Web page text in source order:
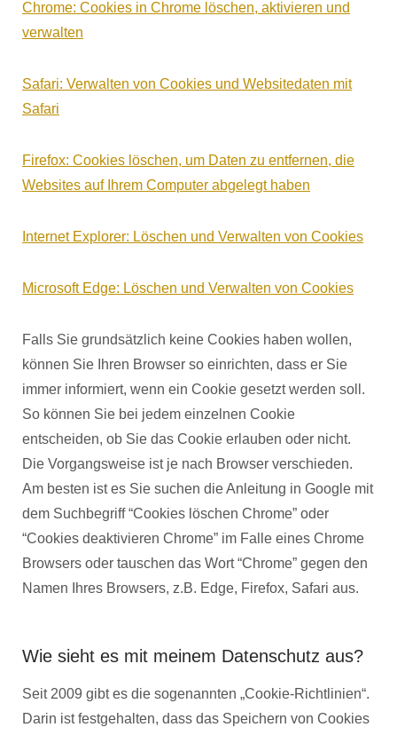
Chrome: Cookies in Chrome löschen, aktivieren und
verwalten
Safari: Verwalten von Cookies und Websitedaten mit
Safari
Firefox: Cookies löschen, um Daten zu entfernen, die
Websites auf Ihrem Computer abgelegt haben
Internet Explorer: Löschen und Verwalten von Cookies
Microsoft Edge: Löschen und Verwalten von Cookies
Falls Sie grundsätzlich keine Cookies haben wollen,
können Sie Ihren Browser so einrichten, dass er Sie
immer informiert, wenn ein Cookie gesetzt werden soll.
So können Sie bei jedem einzelnen Cookie
entscheiden, ob Sie das Cookie erlauben oder nicht.
Die Vorgangsweise ist je nach Browser verschieden.
Am besten ist es Sie suchen die Anleitung in Google mit
dem Suchbegriff “Cookies löschen Chrome” oder
“Cookies deaktivieren Chrome” im Falle eines Chrome
Browsers oder tauschen das Wort “Chrome” gegen den
Namen Ihres Browsers, z.B. Edge, Firefox, Safari aus.
Wie sieht es mit meinem Datenschutz aus?
Seit 2009 gibt es die sogenannten „Cookie-Richtlinien“.
Darin ist festgehalten, dass das Speichern von Cookies